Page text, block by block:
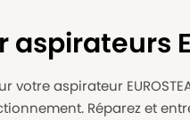
votre aspirateur
Réparez et